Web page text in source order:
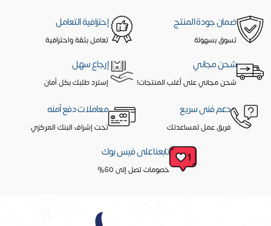
ضمان جودة المنتج
تسوق بسهولة
إحترافية التعامل
تعامل بثقة واحترافية
شحن مجاني
شحن مجاني على أغلب المنتجات!
إرجاع سهل
إسترد طلبك بكل أمان
دعم فنى سريع
فريق عمل لمساعدتك
معاملات دفع آمنه
تحت إشراف البنك المركزي
تابعنا على فيس بوك
خصومات تصل إلى 60%